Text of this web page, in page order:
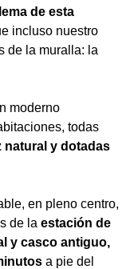
de esta
incluso nuestro
de la muralla: la
moderno
todas
natural y dotadas
en pleno centro,
de la estación de
y casco antiguo,
a pie del